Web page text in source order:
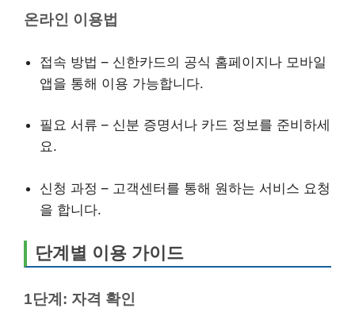
온라인 이용법
접속 방법 – 신한카드의 공식 홈페이지나 모바일
앱을 통해 이용 가능합니다.
필요 서류 – 신분 증명서나 카드 정보를 준비하세
요.
신청 과정 – 고객센터를 통해 원하는 서비스 요청
을 합니다.
단계별 이용 가이드
1단계: 자격 확인